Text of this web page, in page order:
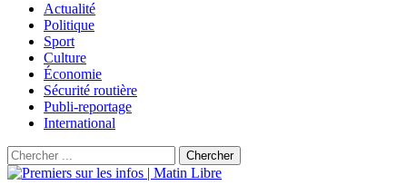
Actualité
Politique
Sport
Culture
Économie
Sécurité routière
Publi-reportage
International